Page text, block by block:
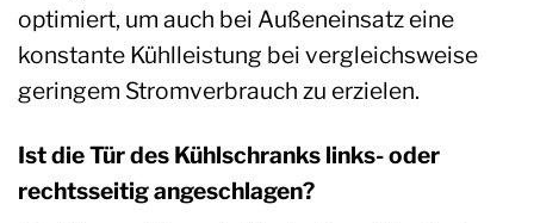
optimiert, um auch bei Außeneinsatz eine
konstante Kühlleistung bei vergleichsweise
geringem Stromverbrauch zu erzielen.
Ist die Tür des Kühlschranks links- oder
rechtsseitig angeschlagen?